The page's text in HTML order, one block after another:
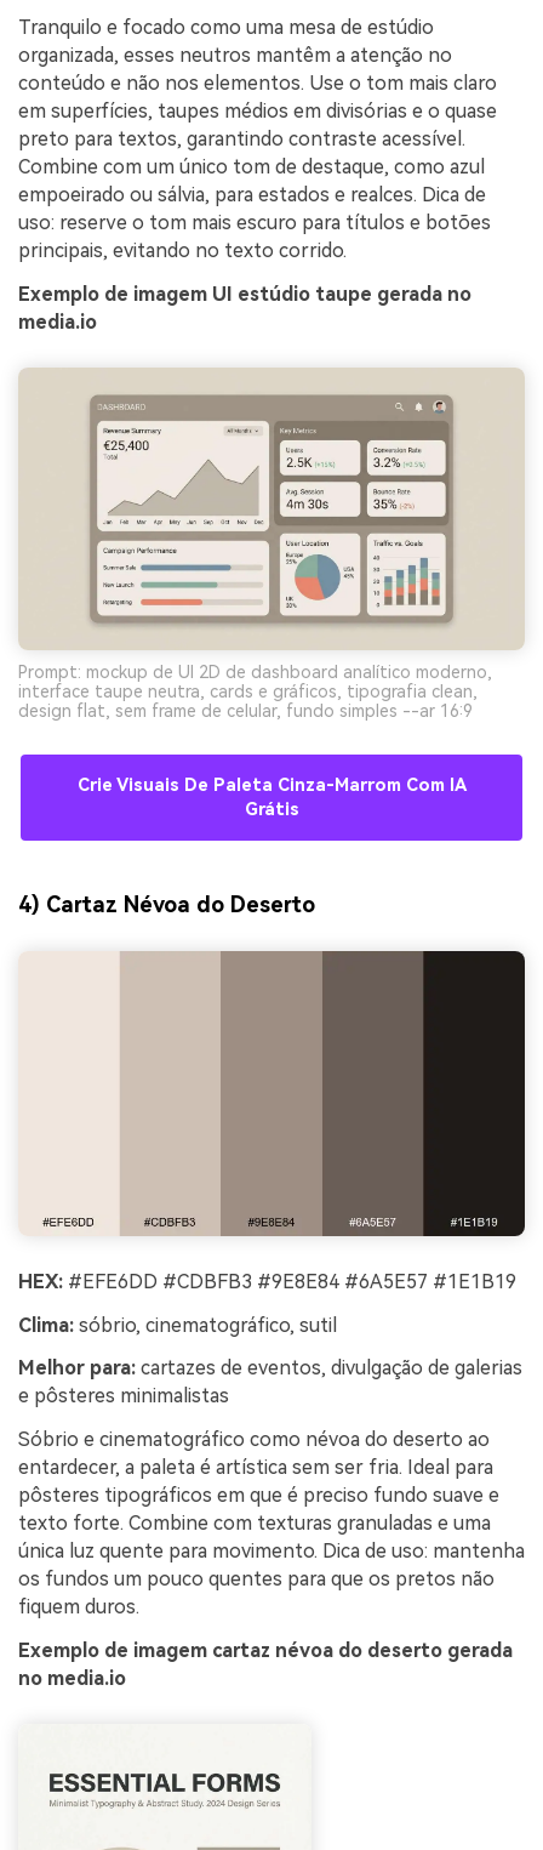
Tranquilo e focado como uma mesa de estúdio
organizada, esses neutros mantêm a atenção no
conteúdo e não nos elementos. Use o tom mais claro
em superfícies, taupes médios em divisórias e o quase
preto para textos, garantindo contraste acessível.
Combine com um único tom de destaque, como azul
empoeirado ou sálvia, para estados e realces. Dica de
uso: reserve o tom mais escuro para títulos e botões
principais, evitando no texto corrido.
Exemplo de imagem UI estúdio taupe gerada no
media.io
Prompt: mockup de UI 2D de dashboard analítico moderno,
interface taupe neutra, cards e gráficos, tipografia clean,
design flat, sem frame de celular, fundo simples --ar 16:9
Crie Visuais De Paleta Cinza-Marrom Com IA
Grátis
4) Cartaz Névoa do Deserto
HEX: #EFE6DD #CDBFB3 #9E8E84 #6A5E57 #1E1B19
Clima: sóbrio, cinematográfico, sutil
Melhor para: cartazes de eventos, divulgação de galerias
e pôsteres minimalistas
Sóbrio e cinematográfico como névoa do deserto ao
entardecer, a paleta é artística sem ser fria. Ideal para
pôsteres tipográficos em que é preciso fundo suave e
texto forte. Combine com texturas granuladas e uma
única luz quente para movimento. Dica de uso: mantenha
os fundos um pouco quentes para que os pretos não
fiquem duros.
Exemplo de imagem cartaz névoa do deserto gerada
no media.io